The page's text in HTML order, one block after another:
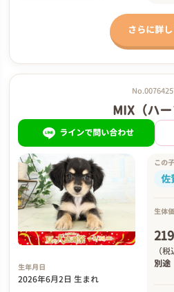
さらに詳し
MIX（ハー
ラインで問い合わせ
生年月日
2026年6月2日 生まれ
この
佐
生体
（
別途